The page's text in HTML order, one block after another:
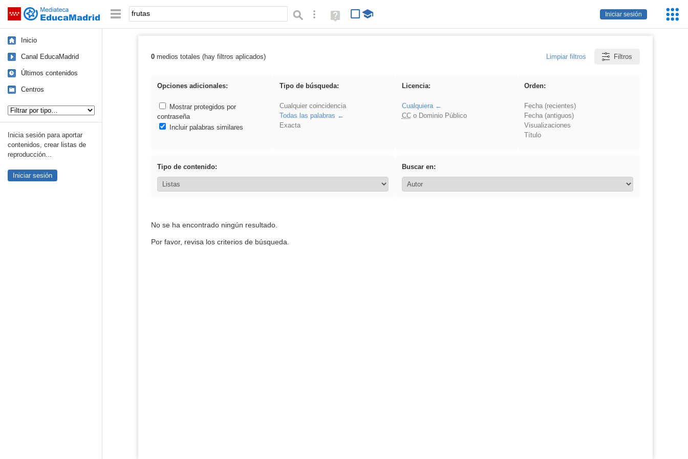
Saltar navegación
Iniciar sesión
Palabra o frase: Búsqueda avanzada
Ayuda
(en
Inicio
Canal EducaMadrid
Últimos contenidos
Centros
Inicia sesión para aportar
contenidos, crear listas de
reproducción...
Iniciar sesión
Resultados de: frutas
0medios totales (hay filtros aplicados) Limpiar filtros Filtros
Opciones adicionales:
Mostrar protegidos por
contraseña
Incluir palabras similares
Tipo de búsqueda:
Cualquier coincidencia
Todas las palabras
Exacta
Licencia:
Cualquiera
CCo Dominio Público
Orden:
Fecha (recientes)
Fecha (antiguos)
Visualizaciones
Título
Tipo de contenido: Buscar en:
No se ha encontrado ningún resultado.
Por favor, revisa los criterios de búsqueda.